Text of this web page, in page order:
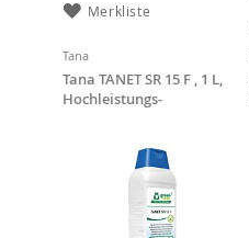
Merkliste
Tana
Tana TANET SR 15 F , 1 L,
Hochleistungs-